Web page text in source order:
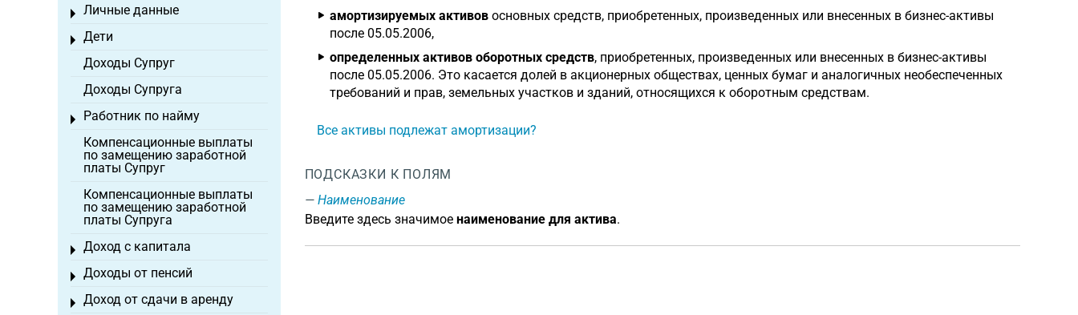
амортизируемых активовосновных средств, приобретенных, произведенных или внесенных в бизнес-активы
после 05.05.2006,
определенных активов оборотных средств, приобретенных, произведенных или внесенных в бизнес-активы
после 05.05.2006. Это касается долей в акционерных обществах, ценных бумаг и аналогичных необеспеченных
требований и прав, земельных участков и зданий, относящихся к оборотным средствам.
Все активы подлежат амортизации?
ПОДСКАЗКИ К ПОЛЯМ
Наименование
Введите здесь значимое наименование для актива.
Личные данные
Toggle menu
Дети
Toggle menu
Доходы Супруг
Доходы Супруга
Работник по найму
Toggle menu
Компенсационные выплаты
по замещению заработной
платы Супруг
Компенсационные выплаты
по замещению заработной
платы Супруга
Доход с капитала
Toggle menu
Доходы от пенсий
Toggle menu
Доход от сдачи в аренду
Toggle menu